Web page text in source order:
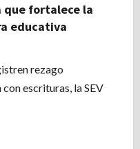
que fortalece la
educativa
rezago
escrituras, la SEV